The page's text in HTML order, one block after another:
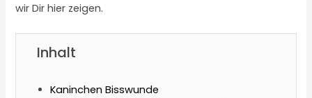
wir Dir hier zeigen.
Inhalt
Kaninchen Bisswunde